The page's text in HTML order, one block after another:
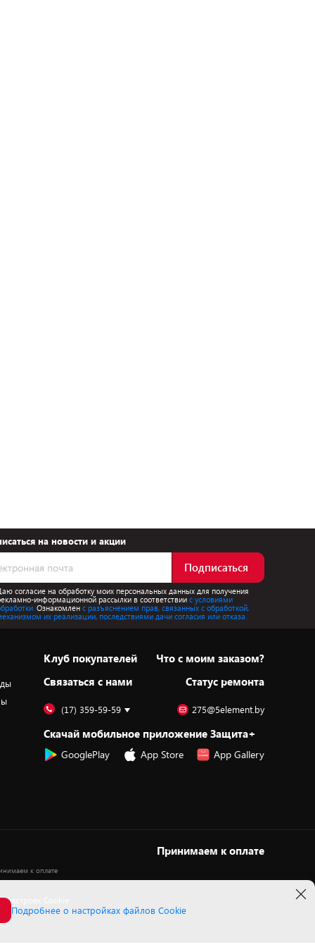
на новости и акции
Подписаться
согласие на обработку моих персональных данных для получения
информационной рассылки в соответствиис условиями
Ознакомлен с разъяснением прав, связанных с обработкой,
их реализации, последствиями дачи согласия или отказа.
Клуб покупателей
Cвязаться с нами
Что с моим заказом?
Статус ремонта
(17) 359-59-59 275@5element.by
Скачай мобильное приложение Защита+
GooglePlay App Store App Gallery
Принимаем к оплате
Cookie
Подробнее о настройках файлов Cookie